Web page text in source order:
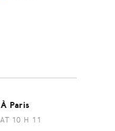
Paris
10 H 11